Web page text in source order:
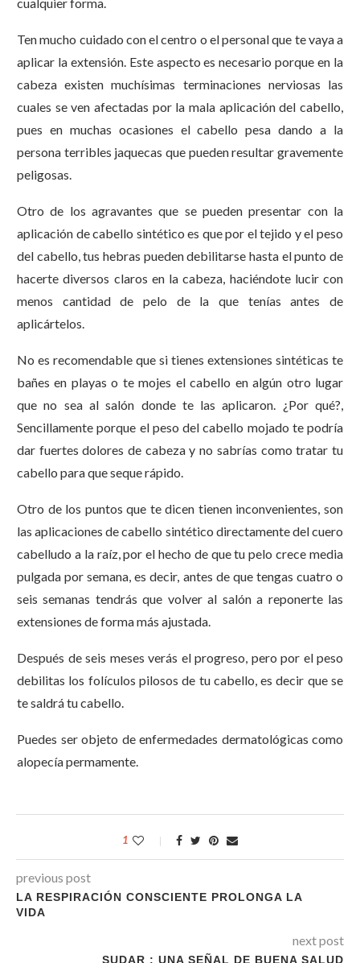
Ten mucho cuidado con el centro o el personal que te vaya a
aplicar la extensión. Este aspecto es necesario porque en la
cabeza existen muchísimas terminaciones nerviosas las
cuales se ven afectadas por la mala aplicación del cabello,
pues en muchas ocasiones el cabello pesa dando a la
persona terribles jaquecas que pueden resultar gravemente
peligosas.
Otro de los agravantes que se pueden presentar con la
aplicación de cabello sintético es que por el tejido y el peso
del cabello, tus hebras pueden debilitarse hasta el punto de
hacerte diversos claros en la cabeza, haciéndote lucir con
menos cantidad de pelo de la que tenías antes de
aplicártelos.
No es recomendable que si tienes extensiones sintéticas te
bañes en playas o te mojes el cabello en algún otro lugar
que no sea al salón donde te las aplicaron. ¿Por qué?,
Sencillamente porque el peso del cabello mojado te podría
dar fuertes dolores de cabeza y no sabrías como tratar tu
cabello para que seque rápido.
Otro de los puntos que te dicen tienen inconvenientes, son
las aplicaciones de cabello sintético directamente del cuero
cabelludo a la raíz, por el hecho de que tu pelo crece media
pulgada por semana, es decir, antes de que tengas cuatro o
seis semanas tendrás que volver al salón a reponerte las
extensiones de forma más ajustada.
Después de seis meses verás el progreso, pero por el peso
debilitas los folículos pilosos de tu cabello, es decir que se
te saldrá tu cabello.
Puedes ser objeto de enfermedades dermatológicas como
alopecía permamente.
1
previous post
LA RESPIRACIÓN CONSCIENTE PROLONGA LA
VIDA
next post
SUDAR : UNA SEÑAL DE BUENA SALUD